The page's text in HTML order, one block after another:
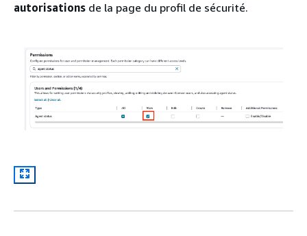
autorisations de la page du profil de sécurité.